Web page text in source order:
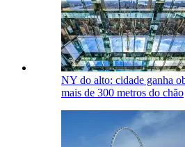
NY do alto: cidade ganha
mais de 300 metros do chão